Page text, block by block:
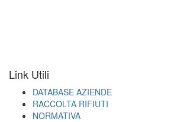
Link Utili
DATABASE AZIENDE
RACCOLTA RIFIUTI
NORMATIVA